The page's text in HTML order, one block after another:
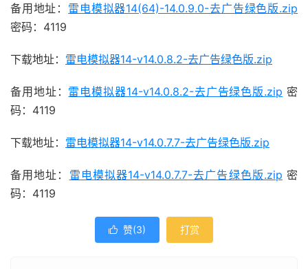
备用地址： 雷电模拟器14(64)-14.0.9.0-去广告绿色版.zip
密码：4119
下载地址： 雷电模拟器14-v14.0.8.2-去广告绿色版.zip
备用地址： 雷电模拟器14-v14.0.8.2-去广告绿色版.zip 密
码：4119
下载地址： 雷电模拟器14-v14.0.7.7-去广告绿色版.zip
备用地址： 雷电模拟器14-v14.0.7.7-去广告绿色版.zip 密
码：4119
 赞(3) 打赏